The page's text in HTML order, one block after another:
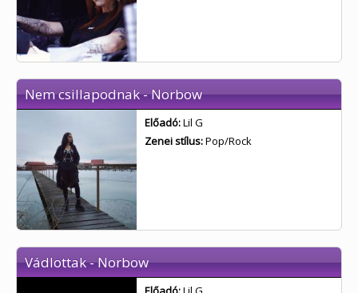
Nem csillapodnak - Norbow
Előadó:Lil G
Zenei stílus:Pop/Rock
Vádlottak - Norbow